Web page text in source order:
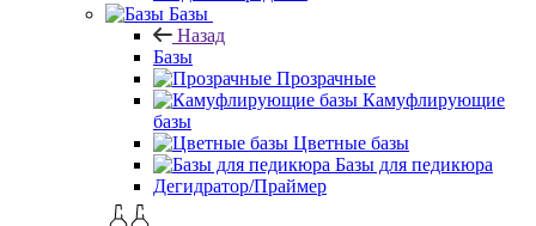
Базы
Назад
Базы
Прозрачные
Камуфлирующие
базы
Цветные базы
Базы для педикюра
Дегидратор/Праймер